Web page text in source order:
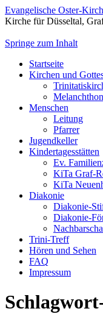
Evangelische Oster-
Kirche für Düsseltal,
Springe zum Inhalt
Startseite
Kirchen und
Menschen
Leitung
Pfarrer
Jugendkeller
Kindertagesstätten
Ev.
KiTa Graf-
KiTa
Diakonie
Diakonie-
Diakonie-
Trini-Treff
Hören und Sehen
FAQ
Impressum